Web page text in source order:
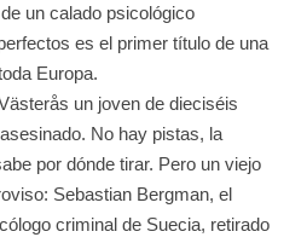
un calado psicológico
es el primer título de una
Europa.
un joven de dieciséis
No hay pistas, la
por dónde tirar. Pero un viejo
Sebastian Bergman, el
criminal de Suecia, retirado